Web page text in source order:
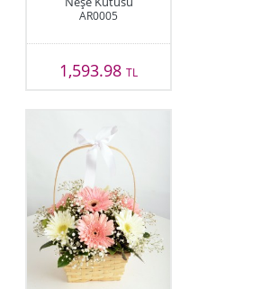
AR0005
1,593.98TL